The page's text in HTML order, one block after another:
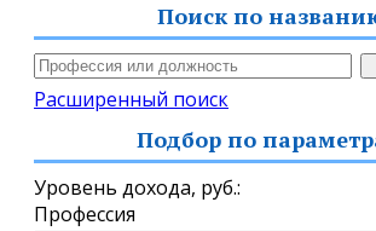
Поиск по
Расширенный поиск
Подбор по
Уровень дохода, руб.:
Профессия